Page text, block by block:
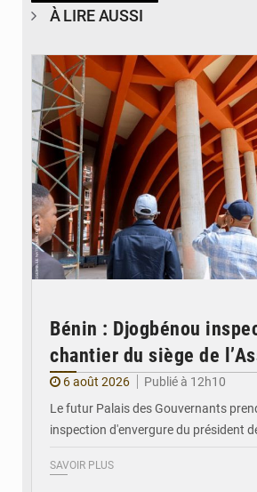
À LIRE AUSSI
Bénin : Djogbénou
chantier du siège de
6 août 2026
Publié à 12h10
Le futur Palais des Gouvernants
inspection d'envergure du président
SAVOIR PLUS